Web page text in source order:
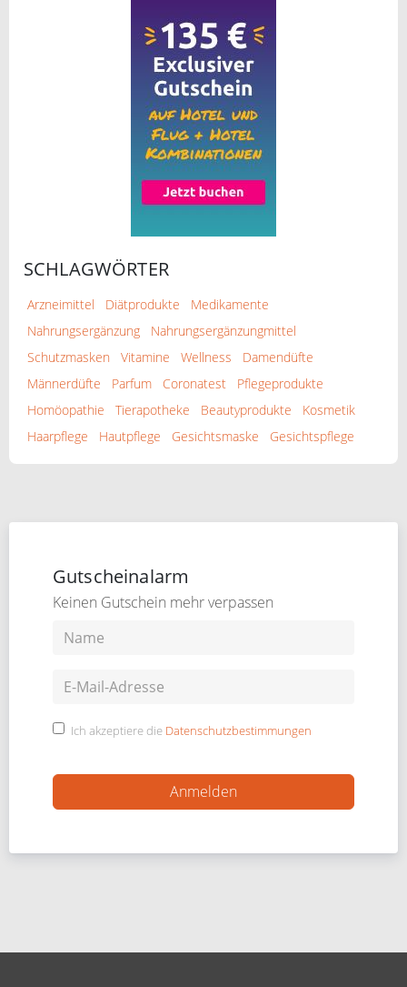
SCHLAGWÖRTER
Arzneimittel Diätprodukte
Medikamente
Nahrungsergänzung
Nahrungsergänzungmittel
Schutzmasken
Vitamine Wellness
Damendüfte
Männerdüfte
Parfum Coronatest
Pflegeprodukte
Homöopathie
Tierapotheke Beautyprodukte
Kosmetik
Haarpflege
Hautpflege Gesichtsmaske Gesichtspflege
Gutscheinalarm
Keinen Gutschein mehr verpassen
Ich akzeptiere die Datenschutzbestimmungen